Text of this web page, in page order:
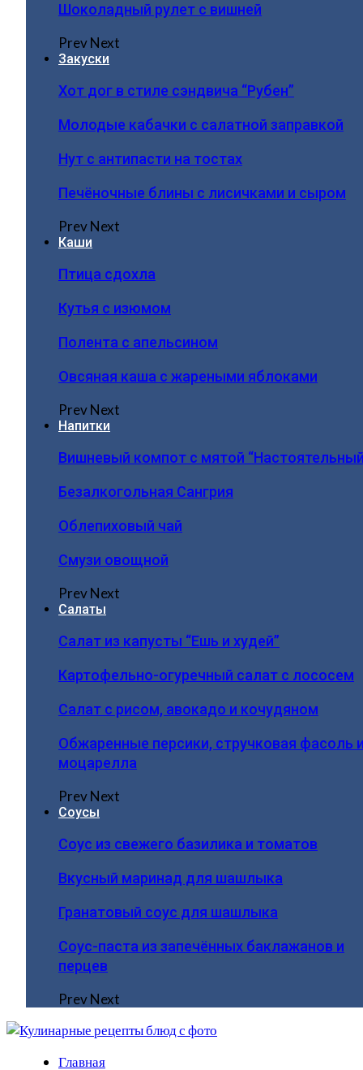
Шоколадный рулет с вишней
PrevNext
Закуски
Хот дог в стиле сэндвича “Рубен”
Молодые кабачки с салатной заправкой
Нут с антипасти на тостах
Печёночные блины с лисичками и сыром
PrevNext
Каши
Птица сдохла
Кутья с изюмом
Полента с апельсином
Овсяная каша с жареными яблоками
PrevNext
Напитки
Вишневый компот с мятой
Безалкогольная Сангрия
Облепиховый чай
Смузи овощной
PrevNext
Салаты
Салат из капусты “Ешь и худей”
Картофельно-огуречный салат с лососем
Салат с рисом, авокадо и кочудяном
Обжаренные персики, стручковая фасоль
моцарелла
PrevNext
Соусы
Соус из свежего базилика и томатов
Вкусный маринад для шашлыка
Гранатовый соус для шашлыка
Соус-паста из запечённых баклажанов и
перцев
PrevNext
Главная